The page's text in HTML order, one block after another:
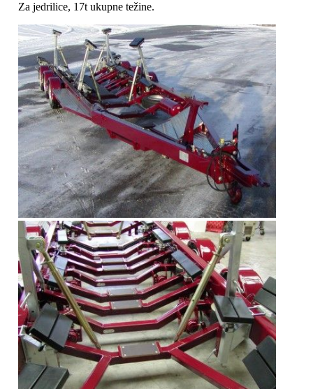
Za jedrilice, 17t ukupne težine.